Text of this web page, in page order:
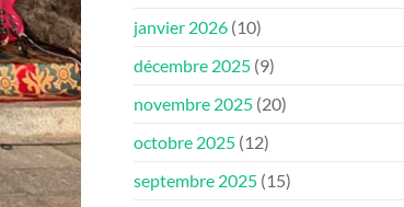
janvier 2026 (10)
décembre 2025 (9)
novembre 2025 (20)
octobre 2025 (12)
septembre 2025 (15)